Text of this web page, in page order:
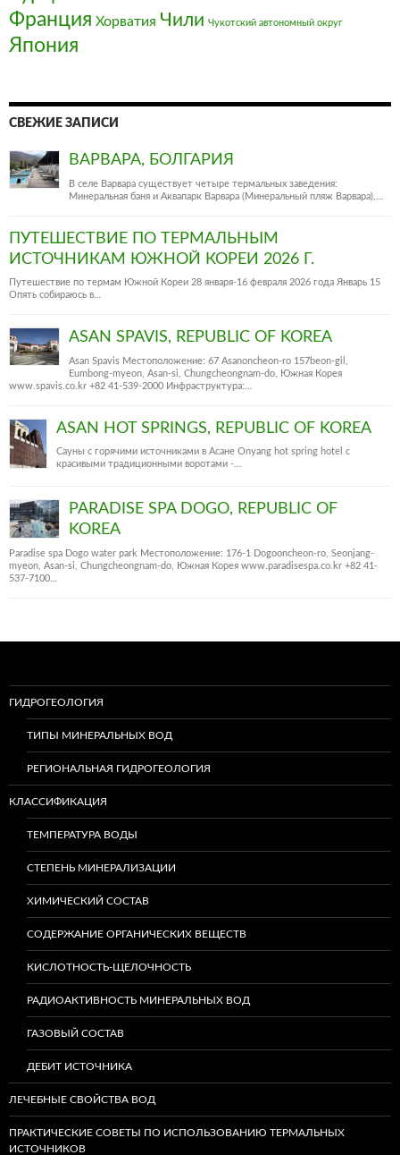
Франция‎ Хорватия Чили Чукотский автономный округ
Япония
СВЕЖИЕ ЗАПИСИ
ВАРВАРА, БОЛГАРИЯ
В селе Варвара существует четыре термальных заведения:
Минеральная баня и Аквапарк Варвара (Минеральный пляж Варвара),…
ПУТЕШЕСТВИЕ ПО ТЕРМАЛЬНЫМ
ИСТОЧНИКАМ ЮЖНОЙ КОРЕИ 2026 Г.
Путешествие по термам Южной Кореи 28 января-16 февраля 2026 года Январь 15
Опять собираюсь в…
ASAN SPAVIS, REPUBLIC OF KOREA
Asan Spavis Местоположение: 67 Asanoncheon-ro 157beon-gil,
Eumbong-myeon, Asan-si, Chungcheongnam-do, Южная Корея
www.spavis.co.kr +82 41-539-2000 Инфраструктура:…
ASAN HOT SPRINGS, REPUBLIC OF KOREA
Сауны с горячими источниками в Асане Onyang hot spring hotel c
красивыми традиционными воротами -…
PARADISE SPA DOGO, REPUBLIC OF
KOREA
Paradise spa Dogo water park Местоположение: 176-1 Dogooncheon-ro, Seonjang-
myeon, Asan-si, Chungcheongnam-do, Южная Корея www.paradisespa.co.kr +82 41-
537-7100…
ГИДРОГЕОЛОГИЯ
ТИПЫ МИНЕРАЛЬНЫХ ВОД
РЕГИОНАЛЬНАЯ ГИДРОГЕОЛОГИЯ
КЛАССИФИКАЦИЯ
ТЕМПЕРАТУРА ВОДЫ
СТЕПЕНЬ МИНЕРАЛИЗАЦИИ
ХИМИЧЕСКИЙ СОСТАВ
СОДЕРЖАНИЕ ОРГАНИЧЕСКИХ ВЕЩЕСТВ
КИСЛОТНОСТЬ-ЩЕЛОЧНОСТЬ
РАДИОАКТИВНОСТЬ МИНЕРАЛЬНЫХ ВОД
ГАЗОВЫЙ СОСТАВ
ДЕБИТ ИСТОЧНИКА
ЛЕЧЕБНЫЕ СВОЙСТВА ВОД
ПРАКТИЧЕСКИЕ СОВЕТЫ ПО ИСПОЛЬЗОВАНИЮ ТЕРМАЛЬНЫХ
ИСТОЧНИКОВ